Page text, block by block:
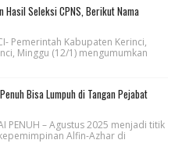
Hasil Seleksi CPNS, Berikut Nama
Pemerintah Kabupaten Kerinci,
Minggu (12/1) mengumumkan
Bisa Lumpuh di Tangan Pejabat
PENUH – Agustus 2025 menjadi titik
Alfin-Azhar di